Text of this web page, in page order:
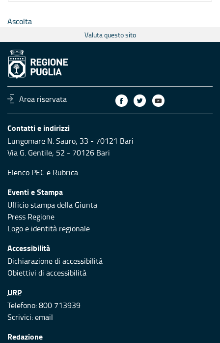
Ascolta
Valuta questo sito
Area riservata
Contatti e indirizzi
Lungomare N. Sauro, 33 - 70121 Bari
Via G. Gentile, 52 - 70126 Bari
Elenco PEC e Rubrica
Eventi e Stampa
Ufficio stampa della Giunta
Press Regione
Logo e identità regionale
Accessibilità
Dichiarazione di accessibilità
Obiettivi di accessibilità
URP
Telefono: 800 713939
Scrivici:email
Redazione